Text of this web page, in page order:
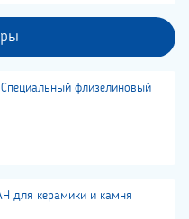
флизелиновый
для керамики и камня